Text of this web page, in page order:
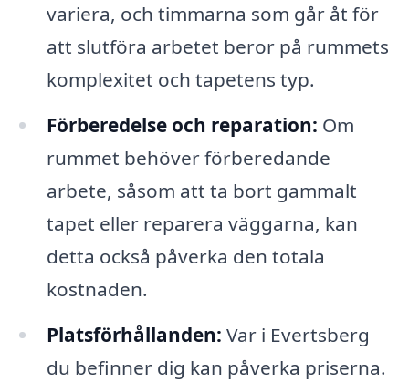
variera, och timmarna som går åt för
att slutföra arbetet beror på rummets
komplexitet och tapetens typ.
Förberedelse och reparation: Om
rummet behöver förberedande
arbete, såsom att ta bort gammalt
tapet eller reparera väggarna, kan
detta också påverka den totala
kostnaden.
Platsförhållanden: Var i Evertsberg
du befinner dig kan påverka priserna.